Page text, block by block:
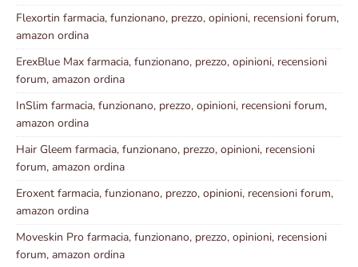
Flexortin farmacia, funzionano, prezzo, opinioni, recensioni forum,
amazon ordina
ErexBlue Max farmacia, funzionano, prezzo, opinioni, recensioni
forum, amazon ordina
InSlim farmacia, funzionano, prezzo, opinioni, recensioni forum,
amazon ordina
Hair Gleem farmacia, funzionano, prezzo, opinioni, recensioni
forum, amazon ordina
Eroxent farmacia, funzionano, prezzo, opinioni, recensioni forum,
amazon ordina
Moveskin Pro farmacia, funzionano, prezzo, opinioni, recensioni
forum, amazon ordina